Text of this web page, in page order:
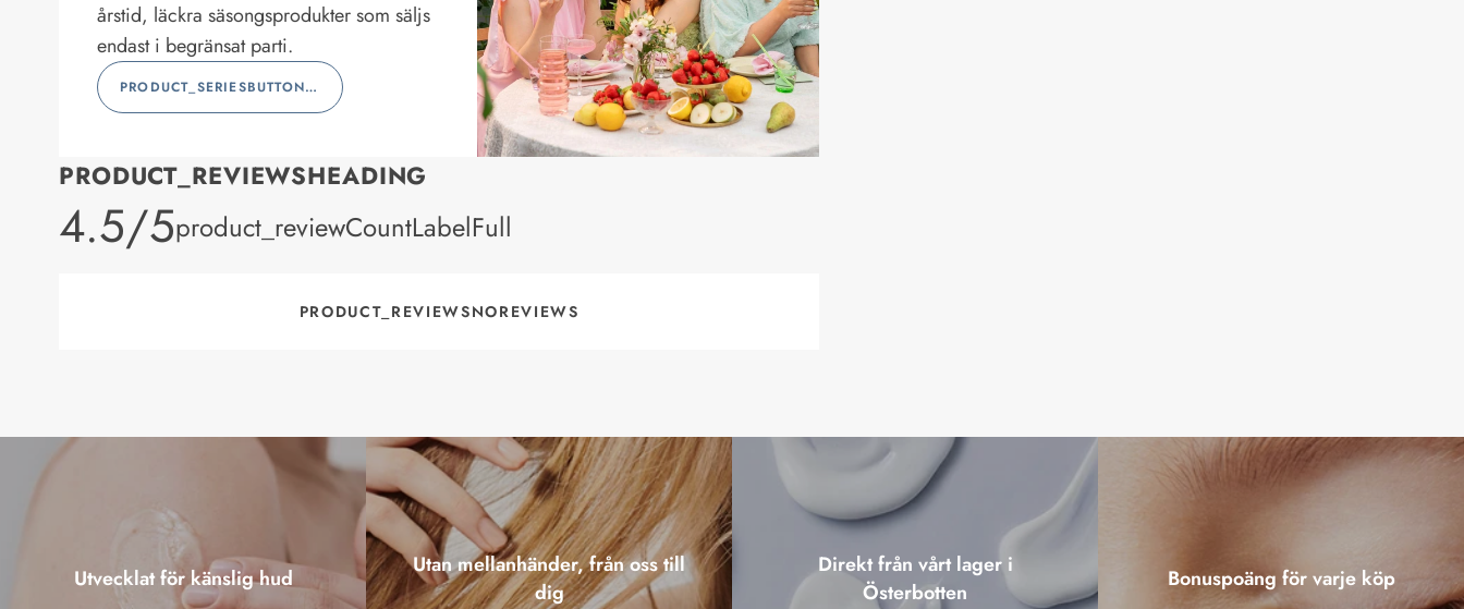
årstid, läckra säsongsprodukter som säljs
endast i begränsat parti.
PRODUCT_SERIESBUTTONLABEL
PRODUCT_REVIEWSHEADING
product_rating
4.5/5product_reviewCountLabelFull
PRODUCT_REVIEWSNOREVIEWS
Utvecklat för känslig hud
Utan mellanhänder, från oss till
dig
Direkt från vårt lager i
Österbotten
Bonuspoäng för varje köp